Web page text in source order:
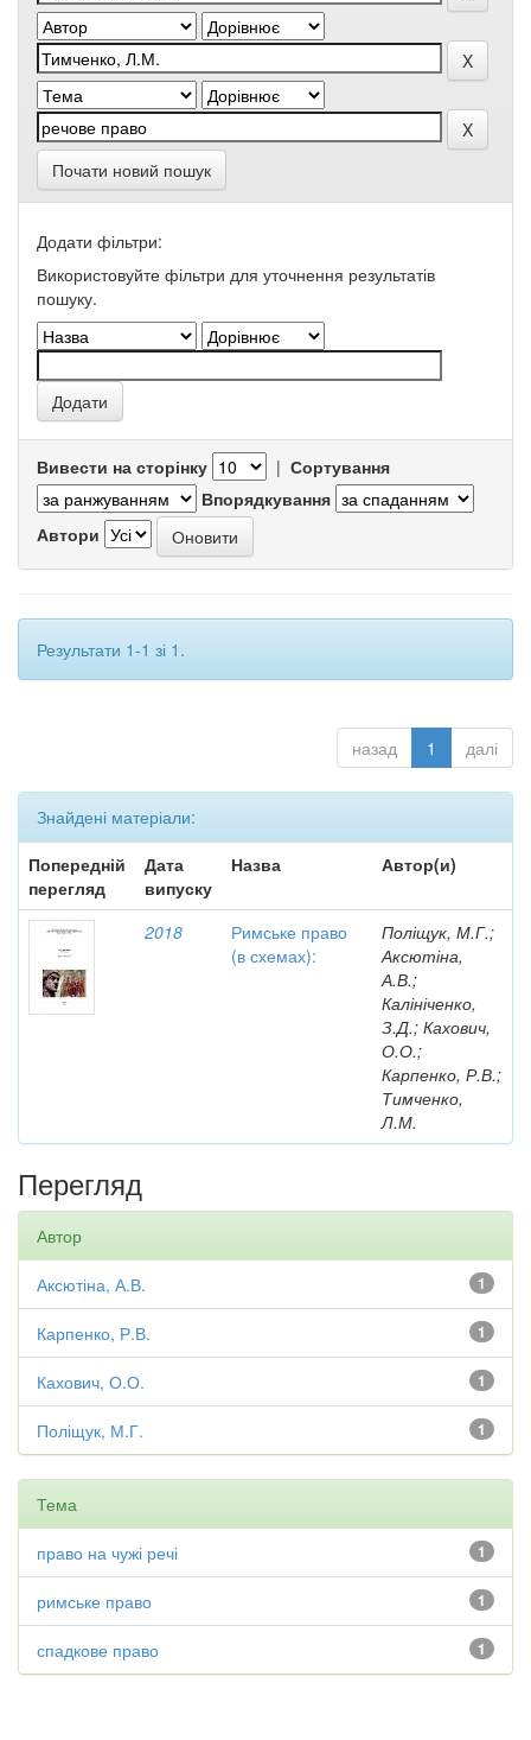
Почати новий пошук
Додати фільтри:
Використовуйте фільтри для уточнення результатів
пошуку.
Вивести на сторінку | Сортування
Впорядкування
Автори
Результати 1-1 зі 1.
назад 1 далі
Знайдені матеріали:
Попередній
перегляд
Дата
випуску
Назва Автор(и)
2018
Римське право
(в схемах):
Поліщук, М.Г.;
Аксютіна,
А.В.;
Калініченко,
З.Д.; Кахович,
О.О.;
Карпенко, Р.В.;
Тимченко,
Л.М.
Перегляд
Автор
1
Аксютіна, А.В.
1
Карпенко, Р.В.
1
Кахович, О.О.
1
Поліщук, М.Г.
Тема
1
право на чужі речі
1
римське право
1
спадкове право